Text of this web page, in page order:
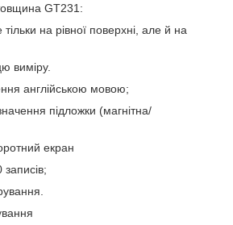
GT231:
на рівної поверхні, але й на
виміру.
англійською мовою;
підложки (магнітна/
екран